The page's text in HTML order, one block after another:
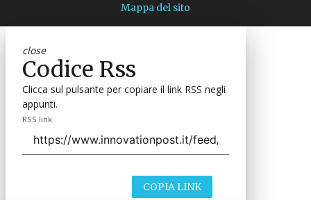
Mappa del sito
close
Codice Rss
Clicca sul pulsante per copiare il link RSS negli
appunti.
RSS link
COPIA LINK